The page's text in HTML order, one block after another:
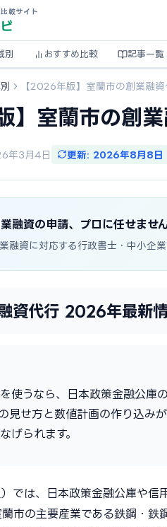
較サイト
別 おすすめ比較 記事一覧
【2026年版】室蘭市の創業融
】室蘭市の創
年3月4日 更新: 2026年8月8日
融資の申請、プロに任せませ
融資に対応する行政書士・中小企
資代行 2026年最新
使うなら、日本政策金融公庫
見せ方と数値計画の作り込み
げられます。
では、日本政策金融公庫や
蘭市の主要産業である鉄鋼・